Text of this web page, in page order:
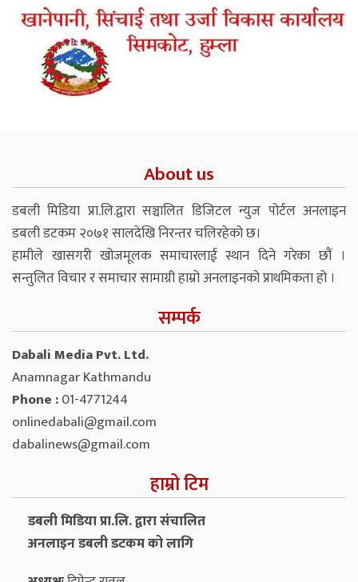
About us
डबली मिडिया प्रा.लि.द्वारा सञ्चालित डिजिटल न्युज पोर्टल अनलाइन
डबली डटकम २०७१ सालदेखि निरन्तर चलिरहेको छ।
हामीले खासगरी खोजमूलक समाचारलाई स्थान दिने गरेका छौं ।
सन्तुलित विचार र समाचार सामाग्री हाम्रो अनलाइनको प्राथमिकता हो ।
सम्पर्क
Dabali Media Pvt. Ltd.
Anamnagar Kathmandu
Phone :01-4771244
onlinedabali@gmail.com
dabalinews@gmail.com
हाम्रो टिम
डबली मिडिया प्रा.लि. द्वारा संचालित
अनलाइन डबली डटकम को लागि